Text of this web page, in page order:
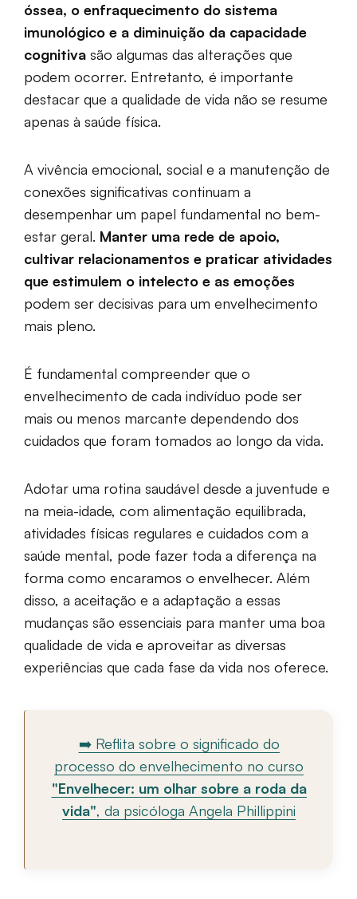
óssea, o enfraquecimento do sistema
imunológico e a diminuição da capacidade
cognitiva são algumas das alterações que
podem ocorrer. Entretanto, é importante
destacar que a qualidade de vida não se resume
apenas à saúde física.
A vivência emocional, social e a manutenção de
conexões significativas continuam a
desempenhar um papel fundamental no bem-
estar geral. Manter uma rede de apoio,
cultivar relacionamentos e praticar atividades
que estimulem o intelecto e as emoções
podem ser decisivas para um envelhecimento
mais pleno.
É fundamental compreender que o
envelhecimento de cada indivíduo pode ser
mais ou menos marcante dependendo dos
cuidados que foram tomados ao longo da vida.
Adotar uma rotina saudável desde a juventude e
na meia-idade, com alimentação equilibrada,
atividades físicas regulares e cuidados com a
saúde mental, pode fazer toda a diferença na
forma como encaramos o envelhecer. Além
disso, a aceitação e a adaptação a essas
mudanças são essenciais para manter uma boa
qualidade de vida e aproveitar as diversas
experiências que cada fase da vida nos oferece.
➡️ Reflita sobre o significado do
processo do envelhecimento no curso
"Envelhecer: um olhar sobre a roda da
vida", da psicóloga Angela Phillippini